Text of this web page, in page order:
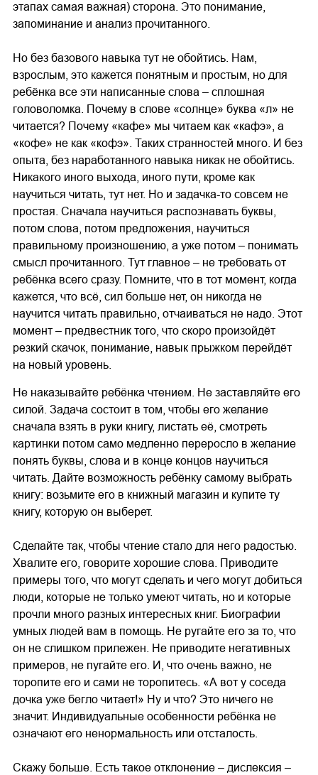
этапах самая важная) сторона. Это понимание,
запоминание и анализ прочитанного.
Но без базового навыка тут не обойтись. Нам,
взрослым, это кажется понятным и простым, но для
ребёнка все эти написанные слова – сплошная
головоломка. Почему в слове «солнце» буква «л» не
читается? Почему «кафе» мы читаем как «кафэ», а
«кофе» не как «кофэ». Таких странностей много. И без
опыта, без наработанного навыка никак не обойтись.
Никакого иного выхода, иного пути, кроме как
научиться читать, тут нет. Но и задачка-то совсем не
простая. Сначала научиться распознавать буквы,
потом слова, потом предложения, научиться
правильному произношению, а уже потом – понимать
смысл прочитанного. Тут главное – не требовать от
ребёнка всего сразу. Помните, что в тот момент, когда
кажется, что всё, сил больше нет, он никогда не
научится читать правильно, отчаиваться не надо. Этот
момент – предвестник того, что скоро произойдёт
резкий скачок, понимание, навык прыжком перейдёт
на новый уровень.
Не наказывайте ребёнка чтением. Не заставляйте его
силой. Задача состоит в том, чтобы его желание
сначала взять в руки книгу, листать её, смотреть
картинки потом само медленно переросло в желание
понять буквы, слова и в конце концов научиться
читать. Дайте возможность ребёнку самому выбрать
книгу: возьмите его в книжный магазин и купите ту
книгу, которую он выберет.
Сделайте так, чтобы чтение стало для него радостью.
Хвалите его, говорите хорошие слова. Приводите
примеры того, что могут сделать и чего могут добиться
люди, которые не только умеют читать, но и которые
прочли много разных интересных книг. Биографии
умных людей вам в помощь. Не ругайте его за то, что
он не слишком прилежен. Не приводите негативных
примеров, не пугайте его. И, что очень важно, не
торопите его и сами не торопитесь. «А вот у соседа
дочка уже бегло читает!» Ну и что? Это ничего не
значит. Индивидуальные особенности ребёнка не
означают его ненормальность или отсталость.
Скажу больше. Есть такое отклонение – дислексия –